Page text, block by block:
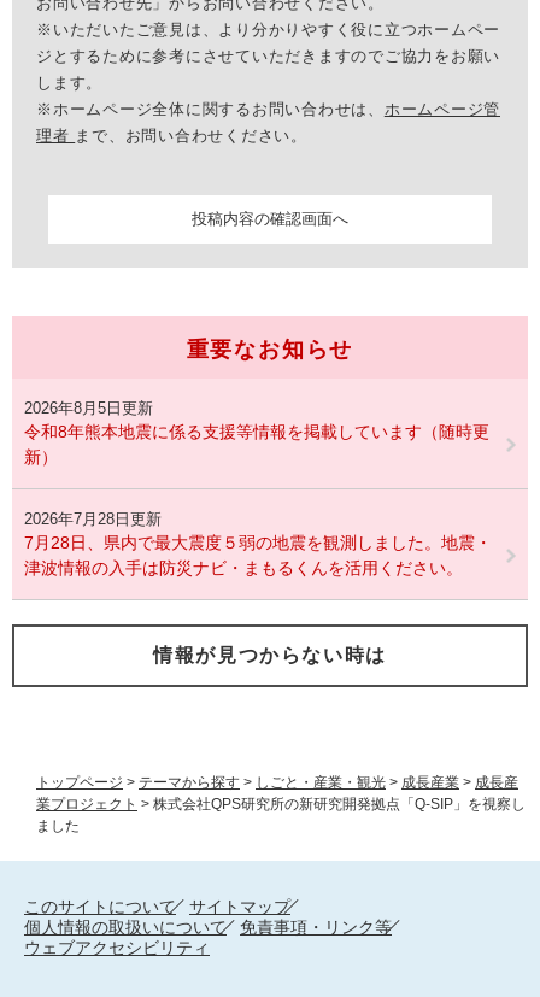
トップページ > テーマから探す > しごと・産業・観光 > 成長産業 > 成長産
業プロジェクト > 株式会社QPS研究所の新研究開発拠点「Q-SIP」を視察し
ました
※いただいたご意見は、より分かりやすく役に立つホームペー
ジとするために参考にさせていただきますのでご協力をお願い
します。
※ホームページ全体に関するお問い合わせは、 ホームページ管
理者 まで、お問い合わせください。
重要なお知らせ
2026年8月5日更新
令和8年熊本地震に係る支援等情報を掲載しています（随時更
新）
2026年7月28日更新
7月28日、県内で最大震度５弱の地震を観測しました。地震・
津波情報の入手は防災ナビ・まもるくんを活用ください。
情報が見つからない時は
このサイトについて
サイトマップ
個人情報の取扱いについて
免責事項・リンク等
ウェブアクセシビリティ